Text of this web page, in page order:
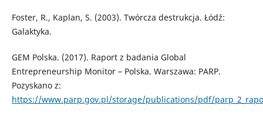
Foster, R., Kaplan, S. (2003). Twórcza destrukcja. Łódź:
Galaktyka.
GEM Polska. (2017). Raport z badania Global
Entrepreneurship Monitor – Polska. Warszawa: PARP.
Pozyskano z:
https://www.parp.gov.pl/storage/publications/pdf/